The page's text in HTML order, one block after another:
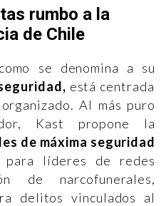
rumbo a la
de Chile
se denomina a su
está centrada
Al más puro
Kast propone la
de máxima seguridad
líderes de redes
de narcofunerales,
delitos vinculados al